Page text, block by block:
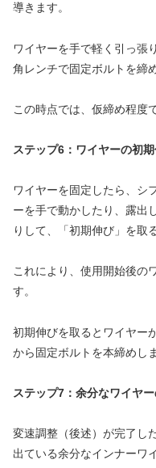
導きます。
ワイヤーを手で軽く引っ張
角レンチで固定ボルトを締
この時点では、仮締め程度
ステップ6：ワイヤーの初
ワイヤーを固定したら、シ
ーを手で動かしたり、露出
りして、「初期伸び」を取
これにより、使用開始後の
す。
初期伸びを取るとワイヤー
から固定ボルトを本締めしま
ステップ7：余分なワイヤ
変速調整（後述）が完了し
出ている余分なインナーワ